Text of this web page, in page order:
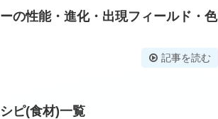
の性能・進化・出現フィールド・色
記事を読む
ピ(食材)一覧